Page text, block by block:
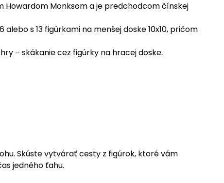
Howardom Monksom a je predchodcom čínskej
s 13 figúrkami na menšej doske 10x10, pričom
– skákanie cez figúrky na hracej doske.
Skúste vytvárať cesty z figúrok, ktoré vám
jedného ťahu.